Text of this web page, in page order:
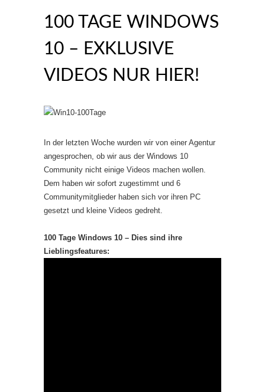
100 TAGE WINDOWS
10 – EXKLUSIVE
VIDEOS NUR HIER!
In der letzten Woche wurden wir von einer Agentur
angesprochen, ob wir aus der Windows 10
Community nicht einige Videos machen wollen.
Dem haben wir sofort zugestimmt und 6
Communitymitglieder haben sich vor ihren PC
gesetzt und kleine Videos gedreht.
100 Tage Windows 10 – Dies sind ihre
Lieblingsfeatures: